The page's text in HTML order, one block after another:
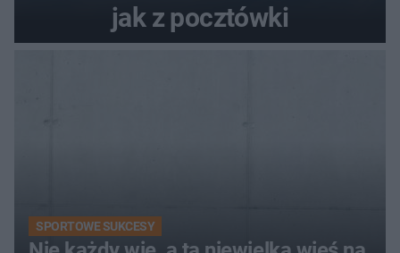
jak z pocztówki
SPORTOWE SUKCESY